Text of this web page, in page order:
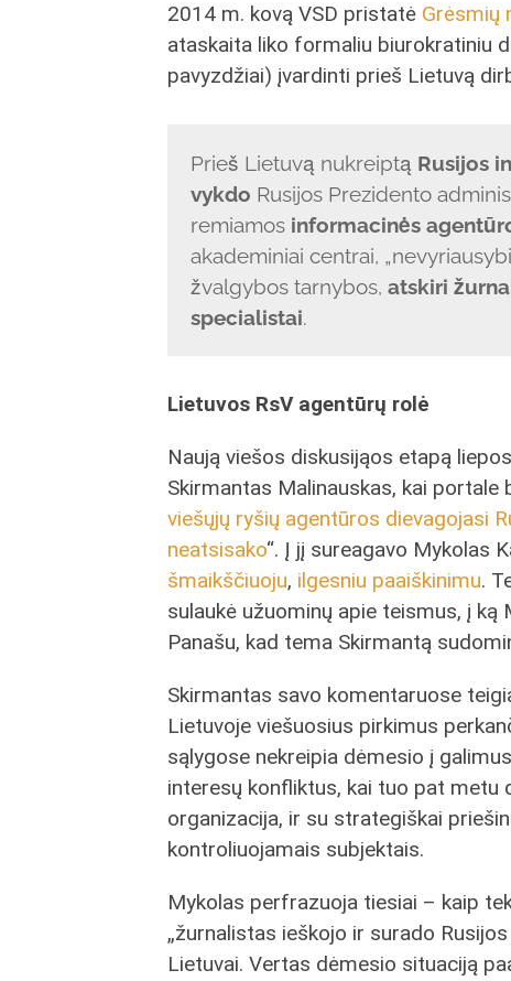
2014 m. kovą VSD pristatė Grėsmių
ataskaita liko formaliu biurokratiniu
pavyzdžiai) įvardinti prieš Lietuvą
Prieš Lietuvą nukreiptą Rusijos
vykdo Rusijos Prezidento
remiamos informacinės
akademiniai centrai,
žvalgybos tarnybos, atskiri
specialistai.
Lietuvos RsV agentūrų rolė
Naują viešos diskusijąos etapą
Skirmantas Malinauskas, kai portale
viešųjų ryšių agentūros dievagojasi
neatsisako“. Į jį sureagavo Mykolas
šmaikščiuoju, ilgesniu paaiškinimu.
sulaukė užuominų apie teismus, į ką
Panašu, kad tema Skirmantą
Skirmantas savo komentaruose
Lietuvoje viešuosius pirkimus
sąlygose nekreipia dėmesio į
interesų konfliktus, kai tuo pat metu
organizacija, ir su strategiškai
kontroliuojamais subjektais.
Mykolas perfrazuoja tiesiai – kaip
„žurnalistas ieškojo ir surado
Lietuvai. Vertas dėmesio situaciją